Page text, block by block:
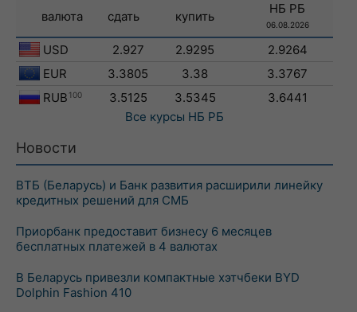
валюта сдать купить
НБ РБ
06.08.2026
USD 2.927 2.9295
2.9264
EUR
3.3805 3.38
3.3767
RUB 100 3.5125 3.5345
3.6441
Все курсы НБ РБ
Новости
ВТБ (Беларусь) и Банк развития расширили линейку
кредитных решений для СМБ
Приорбанк предоставит бизнесу 6 месяцев
бесплатных платежей в 4 валютах
В Беларусь привезли компактные хэтчбеки BYD
Dolphin Fashion 410